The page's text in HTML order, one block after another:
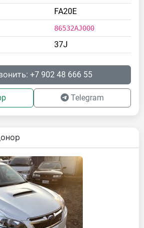
FA20E
86532AJ000
37J
+7 902 48 666 55
Telegram